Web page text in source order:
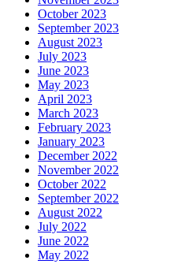
October 2023
September 2023
August 2023
July 2023
June 2023
May 2023
April 2023
March 2023
February 2023
January 2023
December 2022
November 2022
October 2022
September 2022
August 2022
July 2022
June 2022
May 2022